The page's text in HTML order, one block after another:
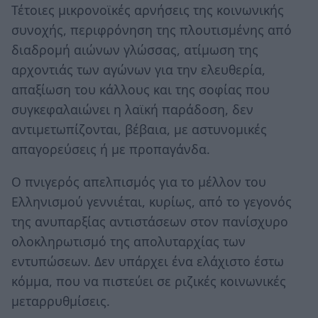
Τέτοιες μικρονοϊκές αρνήσεις της κοινωνικής
συνοχής, περιφρόνηση της πλουτισμένης από
διαδρομή αιώνων γλώσσας, ατίμωση της
αρχοντιάς των αγώνων για την ελευθερία,
απαξίωση του κάλλους και της σοφίας που
συγκεφαλαιώνει η λαϊκή παράδοση, δεν
αντιμετωπίζονται, βέβαια, με αστυνομικές
απαγορεύσεις ή με προπαγάνδα.
Ο πνιγερός απελπισμός για το μέλλον του
Ελληνισμού γεννιέται, κυρίως, από το γεγονός
της ανυπαρξίας αντιστάσεων στον πανίσχυρο
ολοκληρωτισμό της απολυταρχίας των
εντυπώσεων. Δεν υπάρχει ένα ελάχιστο έστω
κόμμα, που να πιστεύει σε ριζικές κοινωνικές
μεταρρυθμίσεις.